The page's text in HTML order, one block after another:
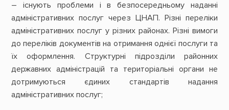
– існують проблеми і в безпосередньому наданні
адміністративних послуг через ЦНАП. Різні переліки
адміністративних послуг у різних районах. Різні вимоги
до переліків документів на отримання однієї послуги та
їх оформлення. Структурні підрозділи районних
державних адміністрацій та територіальні органи не
дотримуються єдиних стандартів надання
адміністративних послуг;